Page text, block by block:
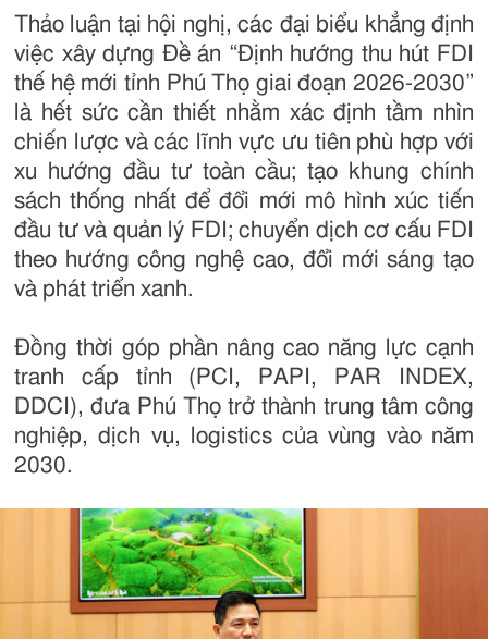
Thảo luận tại hội nghị, các đại biểu khẳng định
việc xây dựng Đề án “Định hướng thu hút FDI
thế hệ mới tỉnh Phú Thọ giai đoạn 2026-2030”
là hết sức cần thiết nhằm xác định tầm nhìn
chiến lược và các lĩnh vực ưu tiên phù hợp với
xu hướng đầu tư toàn cầu; tạo khung chính
sách thống nhất để đổi mới mô hình xúc tiến
đầu tư và quản lý FDI; chuyển dịch cơ cấu FDI
theo hướng công nghệ cao, đổi mới sáng tạo
và phát triển xanh.
Đồng thời góp phần nâng cao năng lực cạnh
tranh cấp tỉnh (PCI, PAPI, PAR INDEX,
DDCI), đưa Phú Thọ trở thành trung tâm công
nghiệp, dịch vụ, logistics của vùng vào năm
2030.